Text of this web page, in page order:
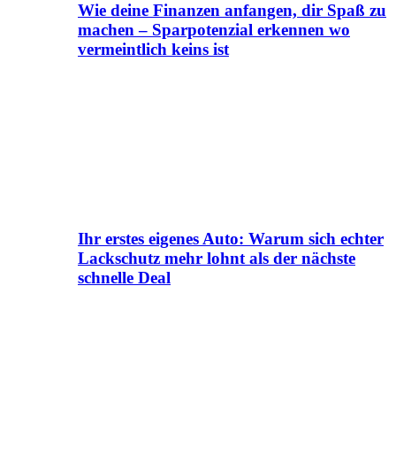
Wie deine Finanzen anfangen, dir Spaß zu
machen – Sparpotenzial erkennen wo
vermeintlich keins ist
Ihr erstes eigenes Auto: Warum sich echter
Lackschutz mehr lohnt als der nächste
schnelle Deal